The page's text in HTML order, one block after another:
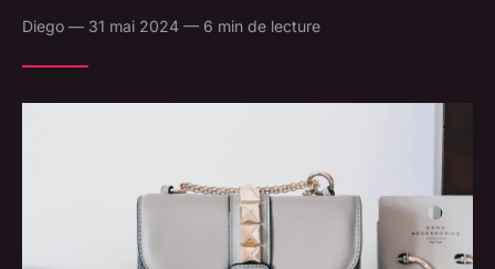
Diego — 31 mai 2024 — 6 min de lecture